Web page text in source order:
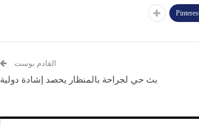
القادم بوست
بث حي لجراحة بالمنظار يحصد إشادة دولية